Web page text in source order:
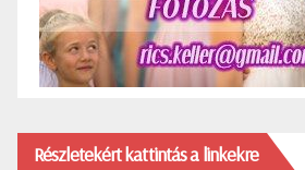
Részletekért kattintás a linkekre